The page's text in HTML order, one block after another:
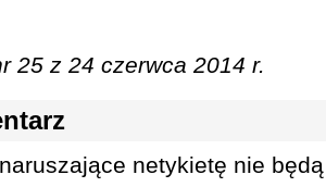
25 z 24 czerwca 2014 r.
netykietę nie